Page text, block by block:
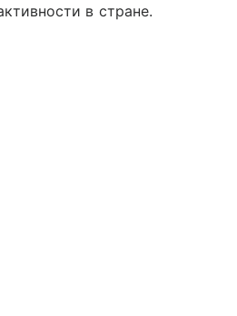
в стране.